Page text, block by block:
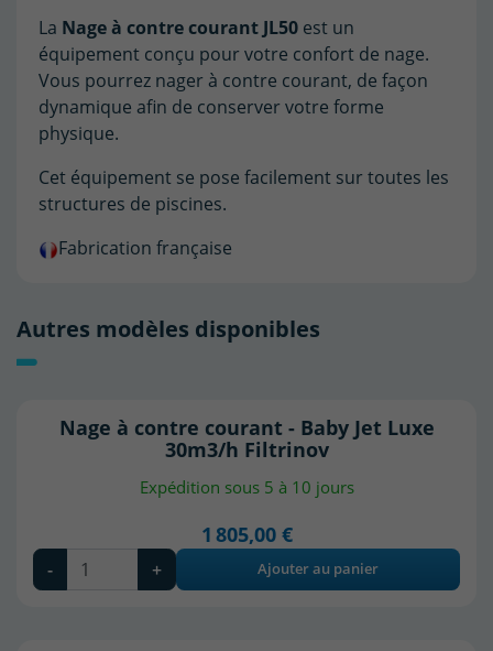
La Nage à contre courant JL50 est un
équipement conçu pour votre confort de nage.
Vous pourrez nager à contre courant, de façon
dynamique afin de conserver votre forme
physique.
Cet équipement se pose facilement sur toutes les
structures de piscines.
Fabrication française
Autres modèles disponibles
Nage à contre courant - Baby Jet Luxe
30m3/h Filtrinov
Expédition sous 5 à 10 jours
1 805,00 €
- + Ajouter au panier